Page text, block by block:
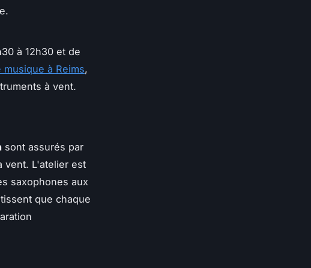
à 12h30 et de
musique à Reims,
à vent.
sont assurés par
vent. L'atelier est
saxophones aux
que chaque